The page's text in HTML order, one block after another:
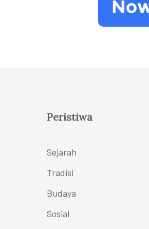
Peristiwa
Sejarah
Tradisi
Budaya
Sosial